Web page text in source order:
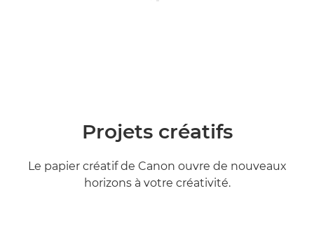
Projets créatifs
Le papier créatif de Canon ouvre de nouveaux
horizons à votre créativité.